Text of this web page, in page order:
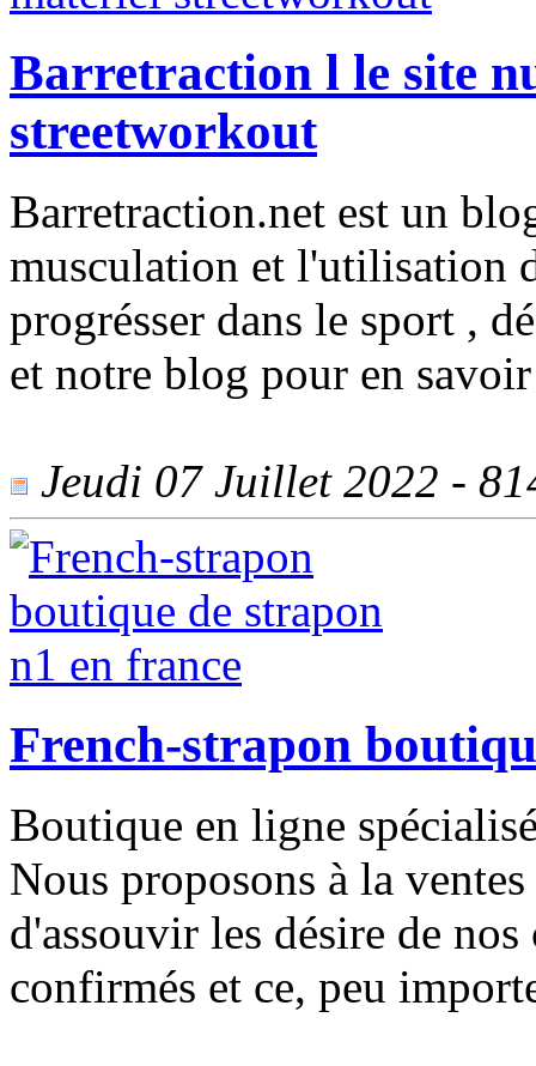
Barretraction l le site
streetworkout
Barretraction.net est un
musculation et l'utilisation
progrésser dans le sport ,
et notre blog pour en
Jeudi 07 Juillet 2022 -
French-strapon
Boutique en ligne
Nous proposons à la
d'assouvir les désire de
confirmés et ce, peu